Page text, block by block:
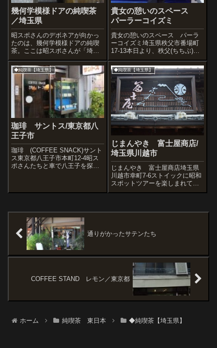
幾何学模様ドアの純喫茶
／埼玉県
昭スポさんのデボネアが向かっ
たのは、幾何学模様ドアの純喫
茶。ここは昭スポさんが「埼玉
で最も好きな喫茶」ということ
ですが、到着するまで今日営業
しているかどうかは謎だったん
で、営業中を確認した我々三人
は飛びはねんばかりに喜びまし
た。さて店内は期...
貴女の憩いのスペース
パーラーコイズミ
貴女の憩いのスペース パーラ
ーコイズミ埼玉県秩父市番場町
17-13本日より、秩父(ちちぶ)の
プチレポートを連載します。こ
れは一年半ちかく前、昨年2020
年2月の訪問。この頃は、まだコ
ロナが他人事だった頃でコロナ
対策でマスクしている人もほと
ん...
◆純喫茶【埼玉県】
珈琲 サントス/東京都八
王子市
珈琲 (COFFEE SNACK)サント
ス東京都八王子市本町12-4昭ス
ポさんたちと車で八王子を探索
も...
◆純喫茶【埼玉県】
じまんやき 富士屋商店/
埼玉県川越市
じまんやき 富士屋商店埼玉県
川越市幸町7-6ストイックに昭和
スポットツアーを楽しまれてい
るブログ『昭和スポット巡り』
子さんです。『昭和スポット巡
しているブロ...
通りがかったサテンたち
COFFEE STAND レモン／東京都
ホーム 純喫茶 東日本 ◆純喫茶【埼玉県】